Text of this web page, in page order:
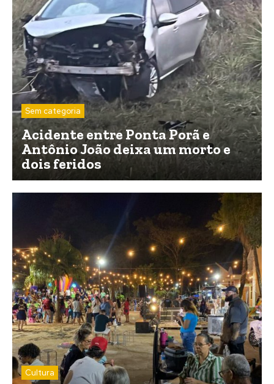
Sem categoria
Acidente entre Ponta Porã e
Antônio João deixa um morto e
dois feridos
Cultura